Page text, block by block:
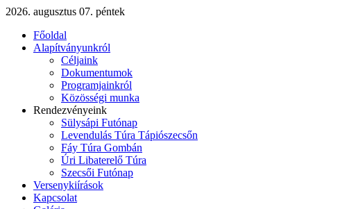
2026. augusztus 07. péntek
Főoldal
Alapítványunkról
Céljaink
Dokumentumok
Programjainkról
Közösségi munka
Rendezvényeink
Sülysápi Futónap
Levendulás Túra Tápiószecsőn
Fáy Túra Gombán
Úri Libaterelő Túra
Szecsői Futónap
Versenykiírások
Kapcsolat